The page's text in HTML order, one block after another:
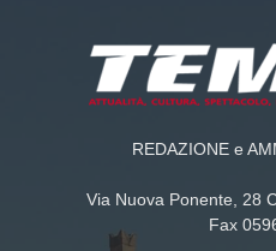
REDAZIONE e
Via Nuova Ponente, 28
Fax